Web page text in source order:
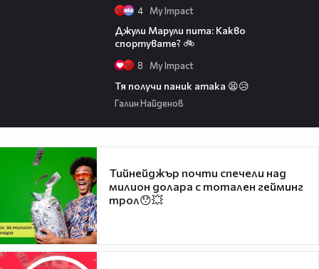
4 My Impact
Джули Марули пита: Какво
спортувате? 🚲
8 My Impact
Тя получи паник атака 😫😥
Галин Найденов
Тийнейджър почти спечели над
милион долара с тотален гейминг
трол😯💥